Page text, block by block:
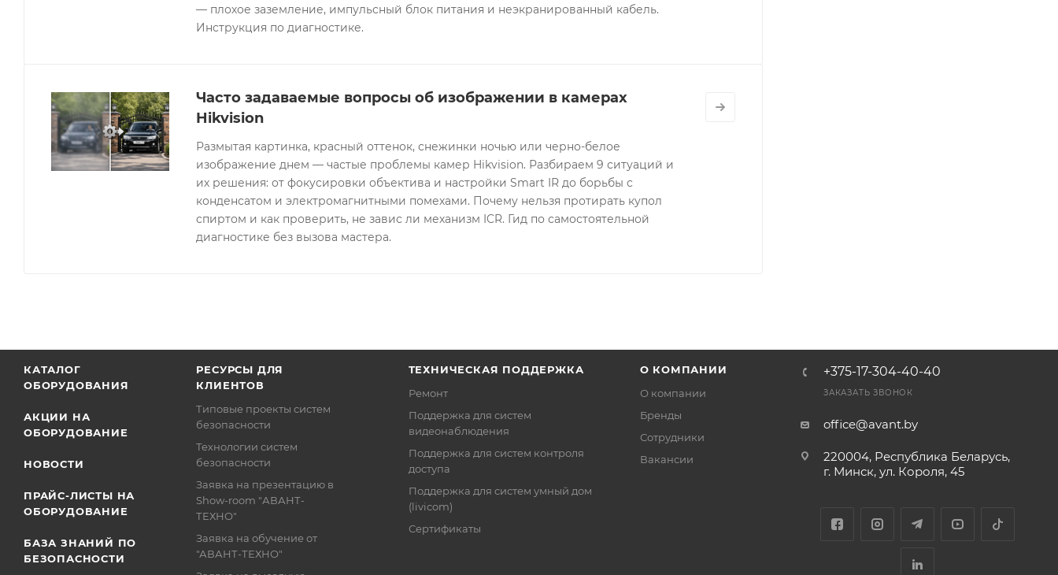
— плохое заземление, импульсный блок питания и неэкранированный кабель.
Инструкция по диагностике.
Часто задаваемые вопросы об изображении в камерах
Hikvision
Размытая картинка, красный оттенок, снежинки ночью или черно-белое
изображение днем — частые проблемы камер Hikvision. Разбираем 9 ситуаций и
их решения: от фокусировки объектива и настройки Smart IR до борьбы с
конденсатом и электромагнитными помехами. Почему нельзя протирать купол
спиртом и как проверить, не завис ли механизм ICR. Гид по самостоятельной
диагностике без вызова мастера.
КАТАЛОГ
ОБОРУДОВАНИЯ
АКЦИИ НА
ОБОРУДОВАНИЕ
НОВОСТИ
ПРАЙС-ЛИСТЫ НА
ОБОРУДОВАНИЕ
БАЗА ЗНАНИЙ ПО
БЕЗОПАСНОСТИ
РЕСУРСЫ ДЛЯ
КЛИЕНТОВ
Типовые проекты систем
безопасности
Технологии систем
безопасности
Заявка на презентацию в
Show-room "АВАНТ-
ТЕХНО"
Заявка на обучение от
"АВАНТ-ТЕХНО"
ТЕХНИЧЕСКАЯ ПОДДЕРЖКА
Ремонт
Поддержка для систем
видеонаблюдения
Поддержка для систем контроля
доступа
Поддержка для систем умный дом
(livicom)
Сертификаты
О КОМПАНИИ
О компании
Бренды
Сотрудники
Вакансии
+375-17-304-40-40
ЗАКАЗАТЬ ЗВОНОК
office@avant.by
220004, Республика Беларусь,
г. Минск, ул. Короля, 45